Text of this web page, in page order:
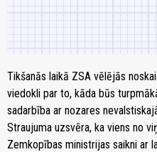
Tikšanās laikā ZSA vēlējās
viedokli par to, kāda būs
sadarbība ar nozares
Straujuma uzsvēra, ka viens no
Zemkopības ministrijas saikni ar